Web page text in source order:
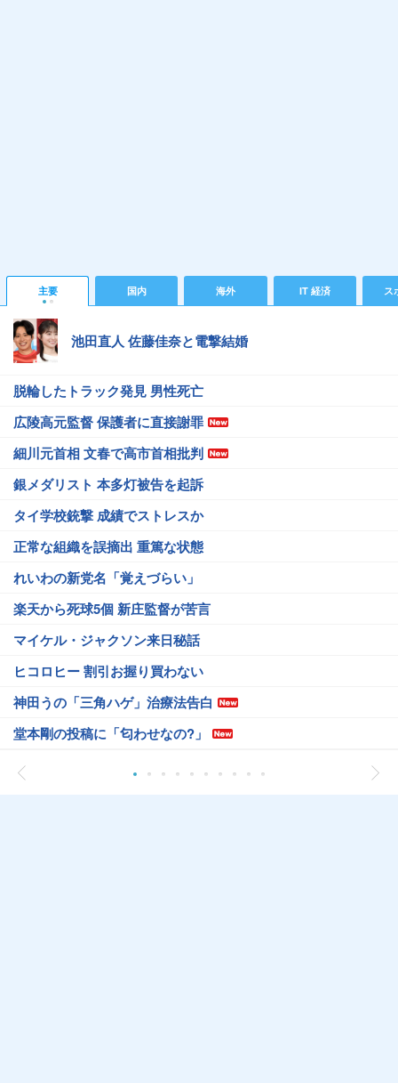
主要 国内 海外 IT 経済 ス
池田直人 佐藤佳奈と電撃結婚
脱輪したトラック発見 男性死亡
広陵高元監督 保護者に直接謝罪
細川元首相 文春で高市首相批判
銀メダリスト 本多灯被告を起訴
タイ学校銃撃 成績でストレスか
正常な組織を誤摘出 重篤な状態
れいわの新党名「覚えづらい」
楽天から死球5個 新庄監督が苦言
マイケル・ジャクソン来日秘話
ヒコロヒー 割引お握り買わない
神田うの「三角ハゲ」治療法告白
堂本剛の投稿に「匂わせなの?」